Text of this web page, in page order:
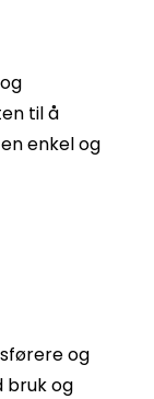
til å
enkel og
og
bruk og